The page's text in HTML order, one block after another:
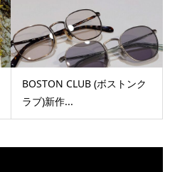
BOSTON CLUB (ボストンク
ラブ)新作...